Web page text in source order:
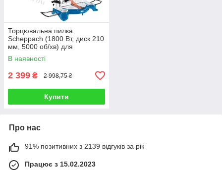
Торцювальна пилка
Scheppach (1800 Вт, диск 210
мм, 5000 об/хв) для
деревини
В наявності
2 399 ₴ 2 998,75 ₴
Купити
Про нас
91% позитивних з 2139 відгуків за рік
Працює з 15.02.2023